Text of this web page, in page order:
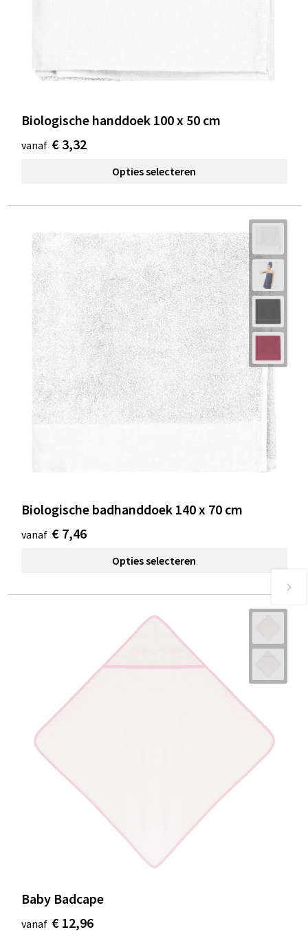
Biologische handdoek 100 x 50 cm
vanaf € 3,32
Opties selecteren
Biologische badhanddoek 140 x 70 cm
vanaf € 7,46
Opties selecteren
Baby Badcape
vanaf € 12,96